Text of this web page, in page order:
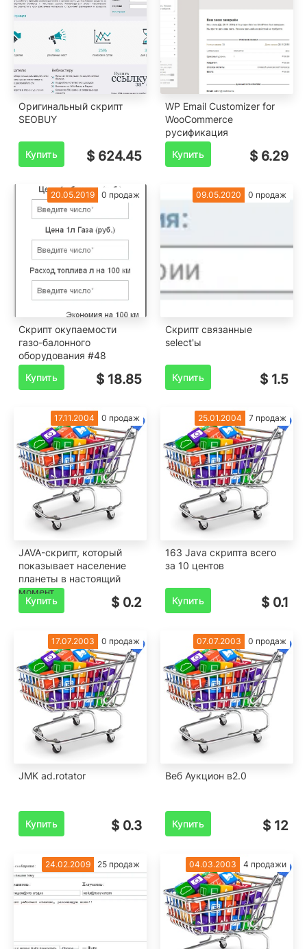
Оригинальный скрипт
SEOBUY
Купить $ 624.45
WP Email Customizer for
WooCommerce
русификация
Купить
$ 6.29
20.05.2019 0 продаж
Скрипт окупаемости
газо-балонного
оборудования #48
Купить
$ 18.85
09.05.2020 0 продаж
Скрипт связанные
select'ы
Купить $ 1.5
17.11.2004 0 продаж
JAVA-скрипт, который
показывает население
планеты в настоящий
момент.
Купить $ 0.2
25.01.2004 7 продаж
163 Java скрипта всего
за 10 центов
Купить $ 0.1
17.07.2003 0 продаж
JMK ad.rotator
Купить $ 0.3
07.07.2003 0 продаж
Веб Аукцион в2.0
Купить $ 12
24.02.2009 25 продаж 04.03.2003 4 продажи